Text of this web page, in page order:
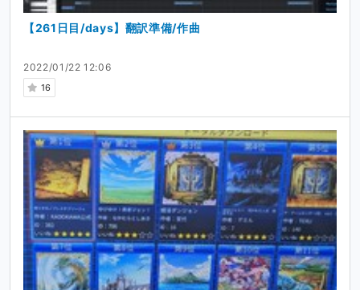
2022/01/22 12:06
16
【261日目/days】翻訳準備/作曲